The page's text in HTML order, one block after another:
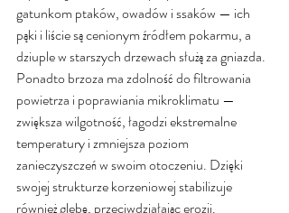
gatunkom ptaków, owadów i ssaków — ich
pąki i liście są cenionym źródłem pokarmu, a
dziuple w starszych drzewach służą za gniazda.
Ponadto brzoza ma zdolność do filtrowania
powietrza i poprawiania mikroklimatu —
zwiększa wilgotność, łagodzi ekstremalne
temperatury i zmniejsza poziom
zanieczyszczeń w swoim otoczeniu. Dzięki
swojej strukturze korzeniowej stabilizuje
również glebę, przeciwdziałając erozji.